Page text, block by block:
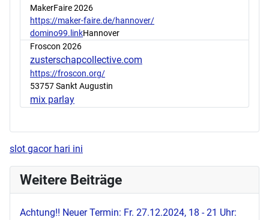
MakerFaire 2026
https://maker-faire.de/hannover/
domino99.linkHannover
Froscon 2026
zusterschapcollective.com
https://froscon.org/
53757 Sankt Augustin
mix parlay
slot gacor hari ini
Weitere Beiträge
Achtung!! Neuer Termin: Fr. 27.12.2024, 18 - 21 Uhr: